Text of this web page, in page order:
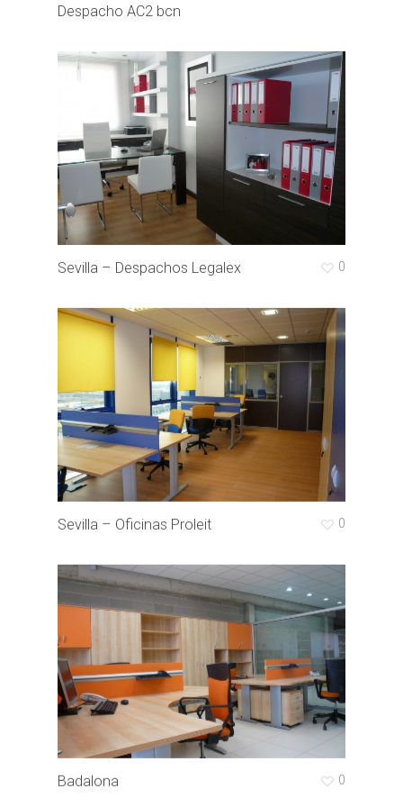
Despacho AC2 bcn
Sevilla – Despachos Legalex 0
Sevilla – Oficinas Proleit 0
Badalona 0